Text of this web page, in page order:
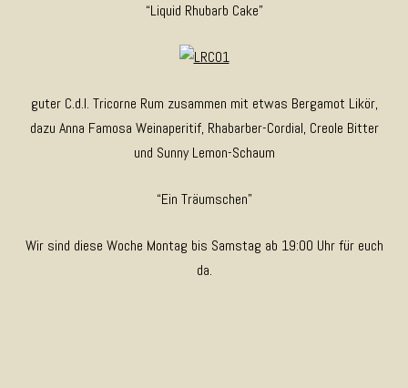
“Liquid Rhubarb Cake”
guter C.d.I. Tricorne Rum zusammen mit etwas Bergamot Likör,
dazu Anna Famosa Weinaperitif, Rhabarber-Cordial, Creole Bitter
und Sunny Lemon-Schaum
“Ein Träumschen”
Wir sind diese Woche Montag bis Samstag ab 19:00 Uhr für euch
da.